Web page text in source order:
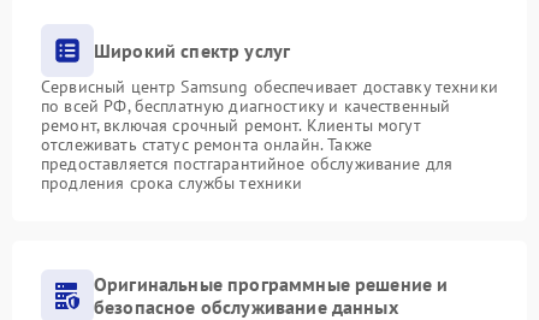
Широкий спектр услуг
Сервисный центр Samsung обеспечивает доставку техники
по всей РФ, бесплатную диагностику и качественный
ремонт, включая срочный ремонт. Клиенты могут
отслеживать статус ремонта онлайн. Также
предоставляется постгарантийное обслуживание для
продления срока службы техники
Оригинальные программные решение и
безопасное обслуживание данных